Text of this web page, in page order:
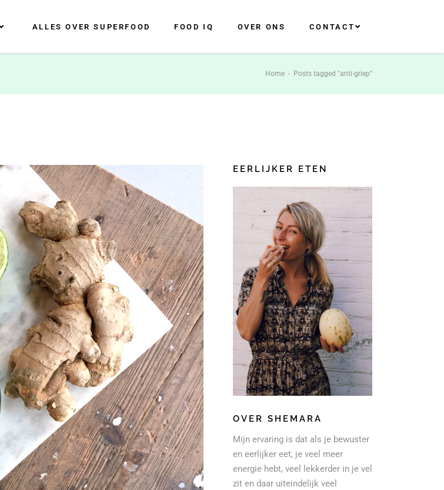
ALLES OVER SUPERFOOD FOOD IQ OVER ONS CONTACT
Home - Posts tagged "anti-griep"
EERLIJKER ETEN
OVER SHEMARA
Mijn ervaring is dat als je bewuster
en eerlijker eet, je veel meer
energie hebt, veel lekkerder in je vel
zit en daar uiteindelijk veel